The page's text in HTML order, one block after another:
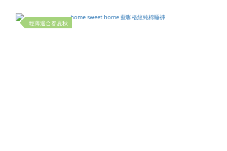
輕薄適合春夏秋